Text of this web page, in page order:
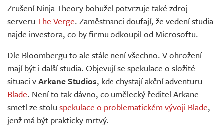
Zrušení Ninja Theory bohužel potvrzuje také zdroj
serveru The Verge. Zaměstnanci doufají, že vedení studia
najde investora, co by firmu odkoupil od Microsoftu.
Dle Bloombergu to ale stále není všechno. V ohrožení
mají být i další studia. Objevují se spekulace o složité
situaci vArkane Studios, kde chystají akční adventuru
Blade. Není to tak dávno, co umělecký ředitel Arkane
smetl ze stolu spekulace o problematickém vývoji Blade,
jenž má být prakticky mrtvý.